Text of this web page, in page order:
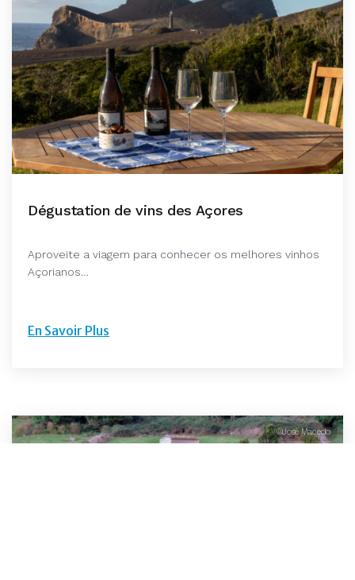
Dégustation de vins des Açores
Aproveite a viagem para conhecer os melhores vinhos
Açorianos…
En Savoir Plus
©José Macedo